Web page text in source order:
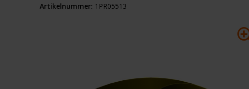
Artikelnummer: 1PR05513